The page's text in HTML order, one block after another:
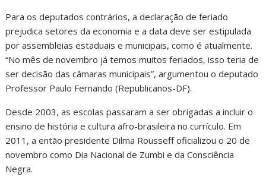
Para os deputados contrários, a declaração de feriado
prejudica setores da economia e a data deve ser estipulada
por assembleias estaduais e municipais, como é atualmente.
“No mês de novembro já temos muitos feriados, isso teria de
ser decisão das câmaras municipais”, argumentou o deputado
Professor Paulo Fernando (Republicanos-DF).
Desde 2003, as escolas passaram a ser obrigadas a incluir o
ensino de história e cultura afro-brasileira no currículo. Em
2011, a então presidente Dilma Rousseff oficializou o 20 de
novembro como Dia Nacional de Zumbi e da Consciência
Negra.